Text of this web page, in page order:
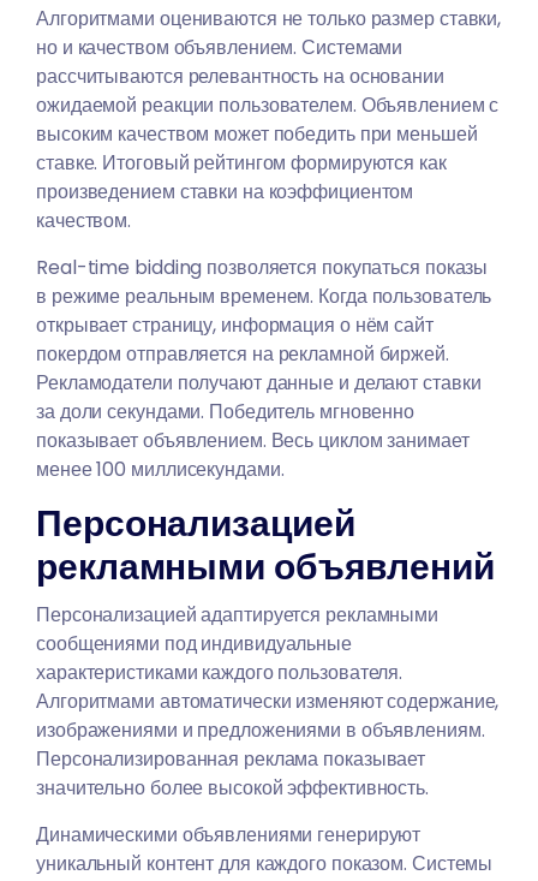
Алгоритмами оцениваются не только размер ставки,
но и качеством объявлением. Системами
рассчитываются релевантность на основании
ожидаемой реакции пользователем. Объявлением с
высоким качеством может победить при меньшей
ставке. Итоговый рейтингом формируются как
произведением ставки на коэффициентом
качеством.
Real-time bidding позволяется покупаться показы
в режиме реальным временем. Когда пользователь
открывает страницу, информация о нёмсайт
покердом отправляется на рекламной биржей.
Рекламодатели получают данные и делают ставки
за доли секундами. Победитель мгновенно
показывает объявлением. Весь циклом занимает
менее 100 миллисекундами.
Персонализацией
рекламными объявлений
Персонализацией адаптируется рекламными
сообщениями под индивидуальные
характеристиками каждого пользователя.
Алгоритмами автоматически изменяют содержание,
изображениями и предложениями в объявлениям.
Персонализированная реклама показывает
значительно более высокой эффективность.
Динамическими объявлениями генерируют
уникальный контент для каждого показом. Системы